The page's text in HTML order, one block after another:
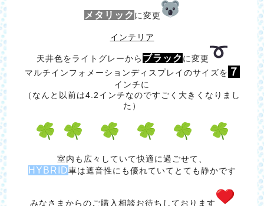
メタリック に変更
インテリア
天井色をライトグレーから ブラック に変更
マルチインフォメーションディスプレイのサイズを ７
インチに
（なんと以前は4.2インチなのですごく大きくなりまし
た）
室内も広々していて快適に過ごせて、
HYBRID車は遮音性にも優れていてとても静かです
みなさまからのご購入相談お待ちしております